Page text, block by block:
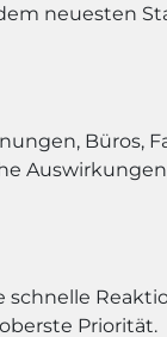
neuesten
Büros,
Priorität.